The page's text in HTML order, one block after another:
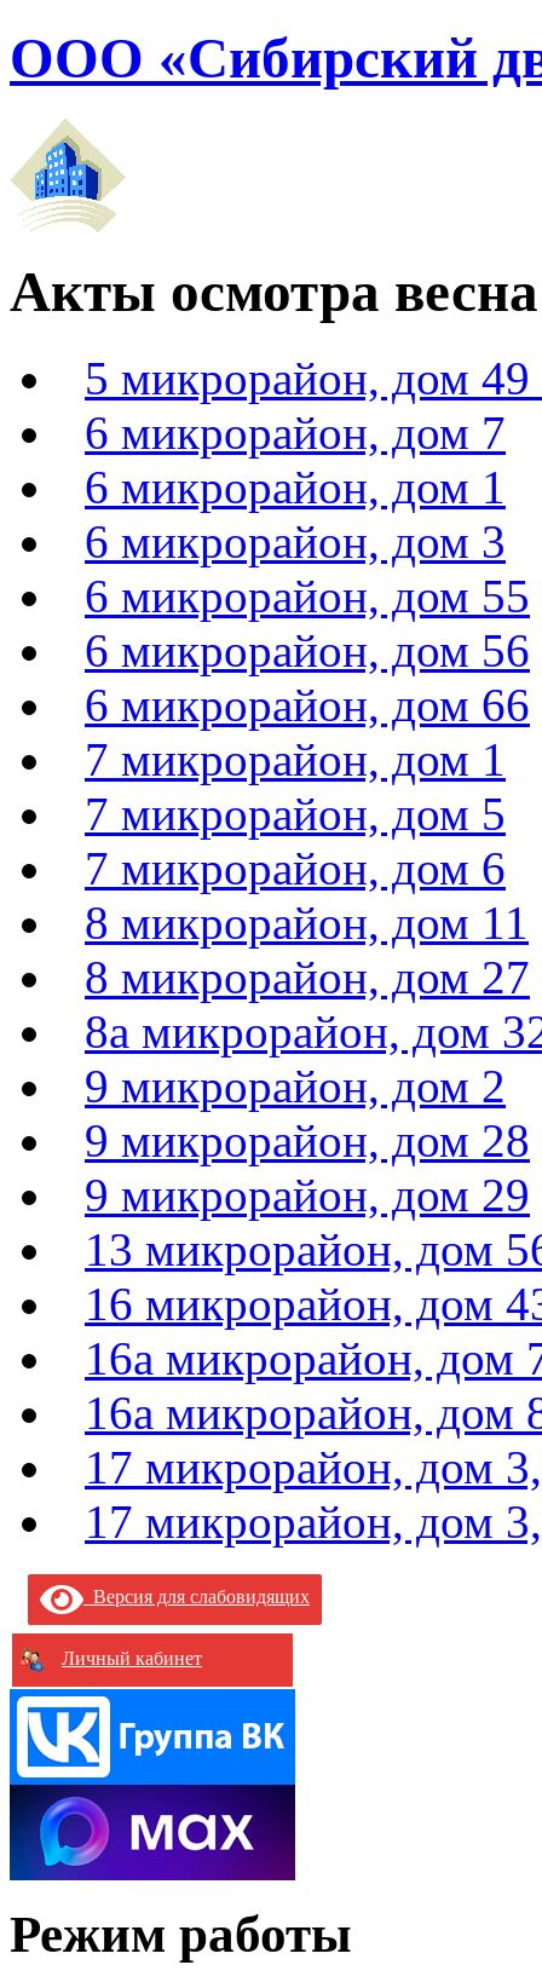
ООО «Сибирский
Акты осмотра весна
5 микрорайон, дом 49
6 микрорайон, дом 7
6 микрорайон, дом 1
6 микрорайон, дом 3
6 микрорайон, дом 55
6 микрорайон, дом 56
6 микрорайон, дом 66
7 микрорайон, дом 1
7 микрорайон, дом 5
7 микрорайон, дом 6
8 микрорайон, дом 11
8 микрорайон, дом 27
8а микрорайон, дом
9 микрорайон, дом 2
9 микрорайон, дом 28
9 микрорайон, дом 29
13 микрорайон, дом
16 микрорайон, дом
16а микрорайон, дом
16а микрорайон, дом
17 микрорайон, дом
17 микрорайон, дом
Версия для слабовидящих
Личный кабинет
Режим работы